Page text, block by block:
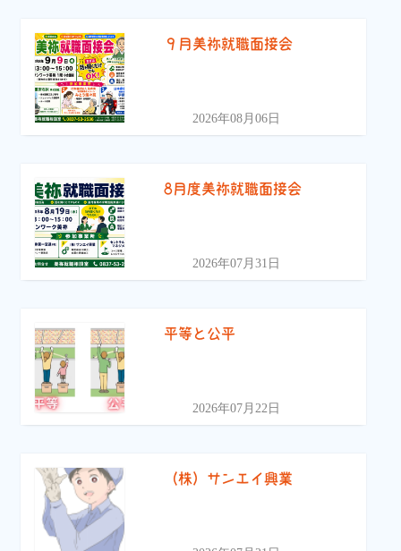
９月美祢就職面接会
2026年08月06日
8月度美祢就職面接会
2026年07月31日
平等と公平
2026年07月22日
（株）サンエイ興業